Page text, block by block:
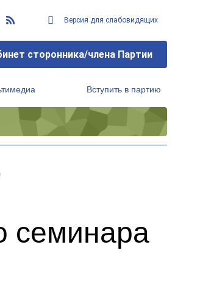
Версия для слабовидящих
сторонника/члена Партии
Вступить в партию
семинара